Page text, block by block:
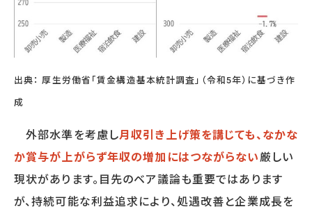
出典： 厚生労働省「賃金構造基本統計調査」（令和5年）に基づき作
成
外部水準を考慮し月収引き上げ策を講じても、なかな
か賞与が上がらず年収の増加にはつながらない 厳しい
現状があります。目先のベア議論も重要ではあります
が、持続可能な利益追求により、処遇改善と企業成長を